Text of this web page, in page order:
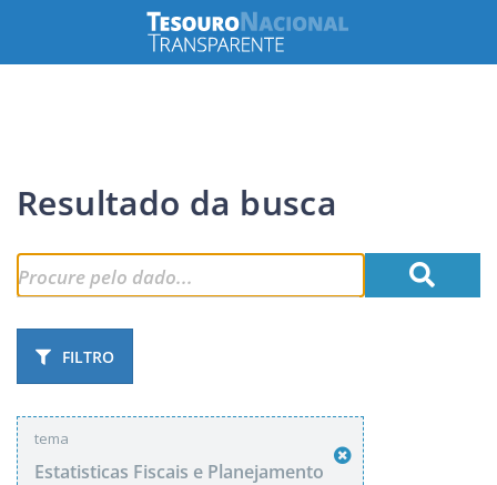
Resultado da busca
FILTRO
tema
Estatisticas Fiscais e Planejamento